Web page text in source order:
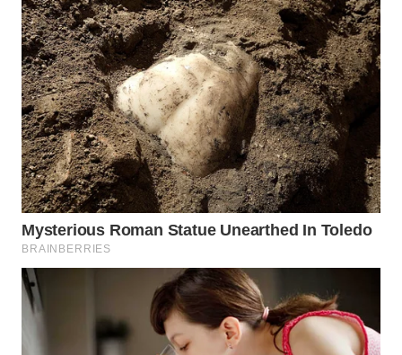
WN
LABUANBAJO
WN
BORNEO
Wahana
Media
Group
WAHANA
NEWS
WAHANA